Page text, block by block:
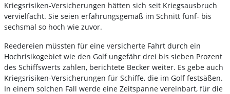
Kriegsrisiken-Versicherungen hätten sich seit Kriegsausbruch
vervielfacht. Sie seien erfahrungsgemäß im Schnitt fünf- bis
sechsmal so hoch wie zuvor.
Reedereien müssten für eine versicherte Fahrt durch ein
Hochrisikogebiet wie den Golf ungefähr drei bis sieben Prozent
des Schiffswerts zahlen, berichtete Becker weiter. Es gebe auch
Kriegsrisiken-Versicherungen für Schiffe, die im Golf festsäßen.
In einem solchen Fall werde eine Zeitspanne vereinbart, für die